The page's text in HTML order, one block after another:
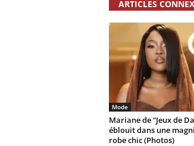
ARTICLES
Mode
Mariane de “Jeux de
éblouit dans une
robe chic (Photos)